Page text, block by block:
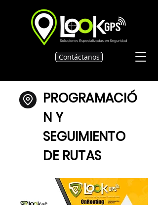
Contáctanos
PROGRAMACIÓ
N Y
SEGUIMIENTO
DE RUTAS